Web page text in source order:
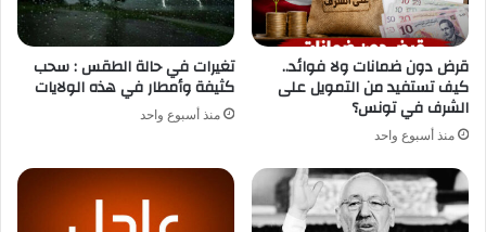
قرض دون ضمانات ولا فوائد..
كيف تستفيد من التمويل على
الشرف في تونس؟
منذ أسبوع واحد
تغيرات في حالة الطقس : سحب
كثيفة وأمطار في هذه الولايات
منذ أسبوع واحد